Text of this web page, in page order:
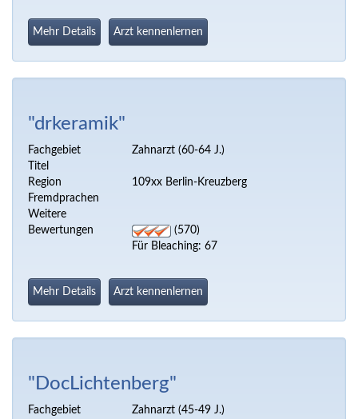
Mehr Details Arzt kennenlernen
"drkeramik"
Fachgebiet
Zahnarzt (60-64 J.)
Titel
Region
109xx Berlin-Kreuzberg
Fremdprachen
Weitere
Bewertungen
(570)
Für Bleaching: 67
Mehr Details Arzt kennenlernen
"DocLichtenberg"
Fachgebiet
Zahnarzt (45-49 J.)